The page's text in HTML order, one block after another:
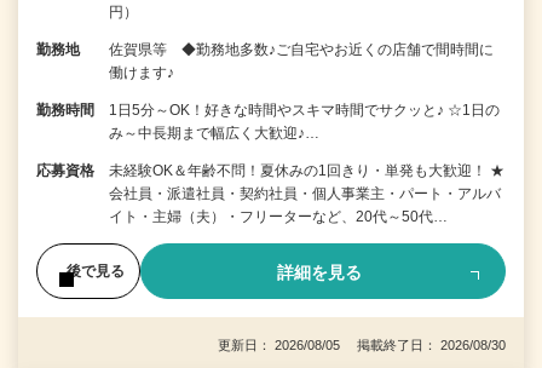
円）
勤務地
佐賀県等 ◆勤務地多数♪ご自宅やお近くの店舗で間時間に
働けます♪
勤務時間
1日5分～OK！好きな時間やスキマ時間でサクッと♪ ☆1日の
み～中長期まで幅広く大歓迎♪…
応募資格
未経験OK＆年齢不問！夏休みの1回きり・単発も大歓迎！ ★
会社員・派遣社員・契約社員・個人事業主・パート・アルバ
イト・主婦（夫）・フリーターなど、20代～50代…
後で見る 詳細を見る
更新日： 2026/08/05 掲載終了日： 2026/08/30